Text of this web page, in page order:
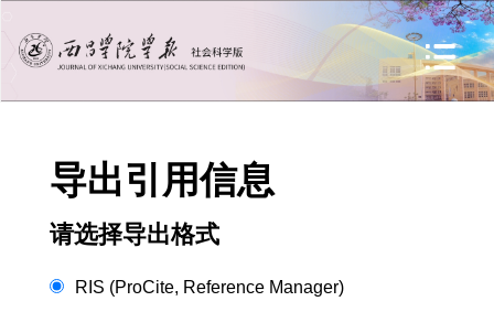
导出引用信息
请选择导出格式
RIS (ProCite, Reference Manager)